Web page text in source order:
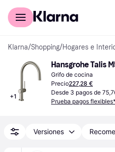
Comprar con Klarna
Klarna/Shopping/Hogares e
+1
Hansgrohe Talis
Grifo de cocina
Precio227,28 €
Desde 3 pagos de
Prueba pagos
Versiones